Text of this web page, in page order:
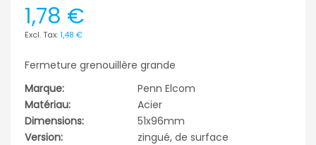
1,78 €
1,48 €
Fermeture grenouillère grande
Marque:
Penn Elcom
Matériau:
Acier
Dimensions:
51x96mm
Version:
zingué, de surface